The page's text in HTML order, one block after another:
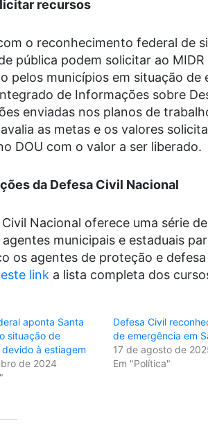
recursos
o reconhecimento federal de
pública podem solicitar ao
pelos municípios em situação
de Informações sobre
enviadas nos planos de
as metas e os valores
DOU com o valor a ser liberado.
da Defesa Civil Nacional
Civil Nacional oferece uma série
municipais e estaduais
os agentes de proteção e
link a lista completa dos
aponta Santa
situação de
à estiagem
de 2024
Defesa Civil
de emergência em
17 de agosto de
Em "Política"